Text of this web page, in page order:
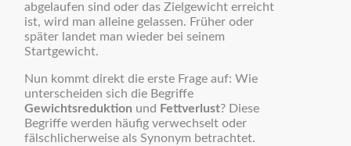
abgelaufen sind oder das Zielgewicht erreicht
ist, wird man alleine gelassen. Früher oder
später landet man wieder bei seinem
Startgewicht.
Nun kommt direkt die erste Frage auf: Wie
unterscheiden sich die Begriffe
Gewichtsreduktion und Fettverlust? Diese
Begriffe werden häufig verwechselt oder
fälschlicherweise als Synonym betrachtet.